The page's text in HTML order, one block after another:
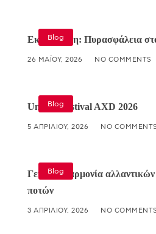
Blog
Εκπαίδευση: Πυρασφάλεια
26 ΜΑΪ́ΟΥ, 2026 NO COMMENTS
Blog
Umami Festival AXD 2026
5 ΑΠΡΙΛΊΟΥ, 2026 NO COMMENTS
Blog
Γευστική αρμονία
ποτών
3 ΑΠΡΙΛΊΟΥ, 2026 NO COMMENTS